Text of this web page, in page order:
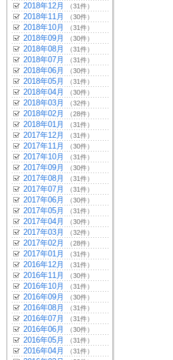
2018年12月 （31件）
2018年11月 （30件）
2018年10月 （31件）
2018年09月 （30件）
2018年08月 （31件）
2018年07月 （31件）
2018年06月 （30件）
2018年05月 （31件）
2018年04月 （30件）
2018年03月 （32件）
2018年02月 （28件）
2018年01月 （31件）
2017年12月 （31件）
2017年11月 （30件）
2017年10月 （31件）
2017年09月 （30件）
2017年08月 （31件）
2017年07月 （31件）
2017年06月 （30件）
2017年05月 （31件）
2017年04月 （30件）
2017年03月 （32件）
2017年02月 （28件）
2017年01月 （31件）
2016年12月 （31件）
2016年11月 （30件）
2016年10月 （31件）
2016年09月 （30件）
2016年08月 （31件）
2016年07月 （31件）
2016年06月 （30件）
2016年05月 （31件）
2016年04月 （31件）